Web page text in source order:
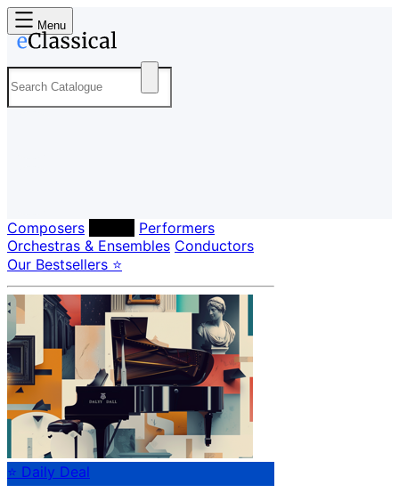
Menu
Composers
Performers
Orchestras & Ensembles Conductors
Our Bestsellers ⭐
⭐ Daily Deal